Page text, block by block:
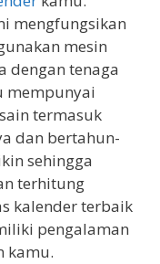
mengfungsikan
mesin
dengan tenaga
mempunyai
termasuk
dan bertahun-
sehingga
terhitung
kalender terbaik
pengalaman
kamu.